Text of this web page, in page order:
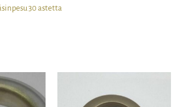
30 astetta